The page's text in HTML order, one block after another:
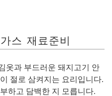
스 재료준비
옷과 부드러운 돼지고기 안
절로 삼켜지는 요리입니다.
하고 담백한 지 모릅니다.